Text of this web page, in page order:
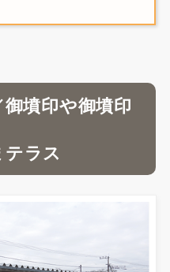
墳印や御墳印
ラス